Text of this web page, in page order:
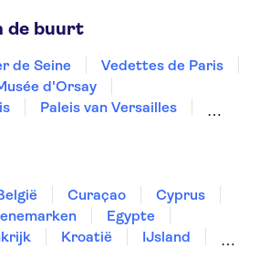
de buurt
de Seine
Vedettes de Paris
d'Orsay
Paleis van Versailles
Conciergerie
Paris
Loiredal en kastelen
Curaçao
Cyprus
Egypte
Kroatië
IJsland